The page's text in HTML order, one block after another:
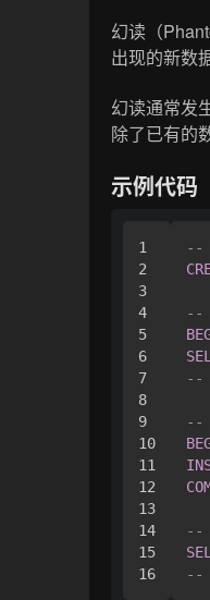
幻读（
出现的新数
幻读通常发
除了已有的
示例代码
1
2
3
4
5
6
7
8
9
10
11
12
13
14
15
--
--
--
--
--
--